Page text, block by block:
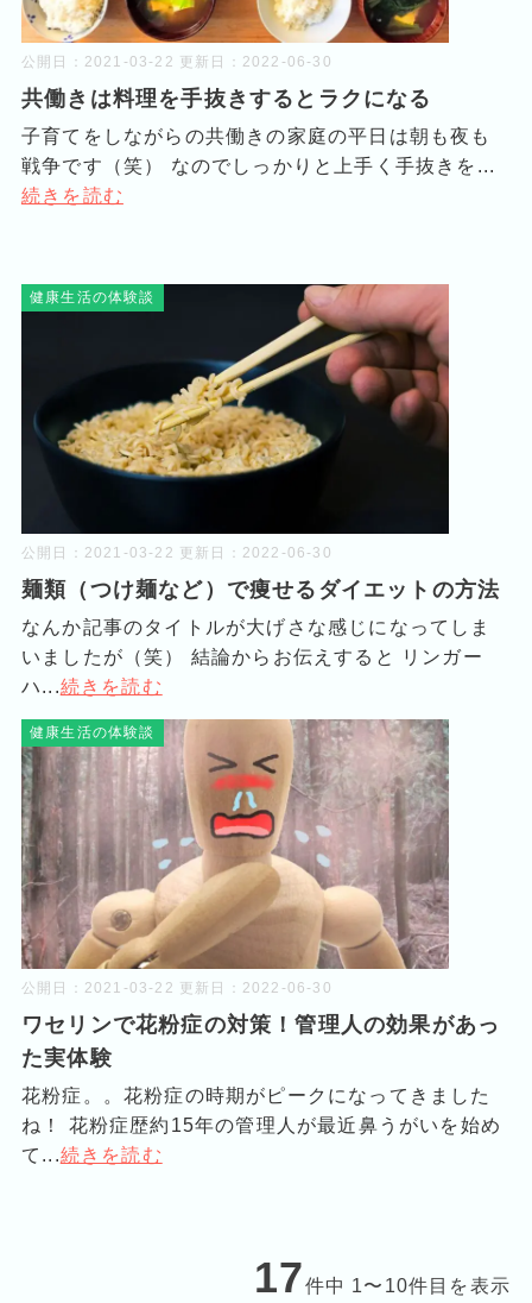
公開日： 2021-03-22 更新日： 2022-06-30
共働きは料理を手抜きするとラクになる
子育てをしながらの共働きの家庭の平日は朝も夜も
戦争です（笑） なのでしっかりと上手く手抜きを...
続きを読む
健康生活の体験談
公開日： 2021-03-22 更新日： 2022-06-30
麺類（つけ麺など）で痩せるダイエットの方法
なんか記事のタイトルが大げさな感じになってしま
いましたが（笑） 結論からお伝えすると リンガー
ハ...続きを読む
健康生活の体験談
公開日： 2021-03-22 更新日： 2022-06-30
ワセリンで花粉症の対策！管理人の効果があっ
た実体験
花粉症。。花粉症の時期がピークになってきました
ね！ 花粉症歴約15年の管理人が最近鼻うがいを始め
て...続きを読む
17件中 1〜10件目を表示